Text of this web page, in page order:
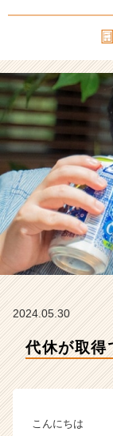
2024.05.30
代休が取得
こんにちは